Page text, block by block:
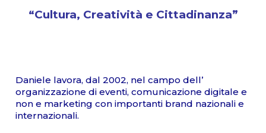
“Cultura, Creatività e Cittadinanza”
Daniele lavora, dal 2002, nel campo dell’
organizzazione di eventi, comunicazione digitale e
non e marketing con importanti brand nazionali e
internazionali.